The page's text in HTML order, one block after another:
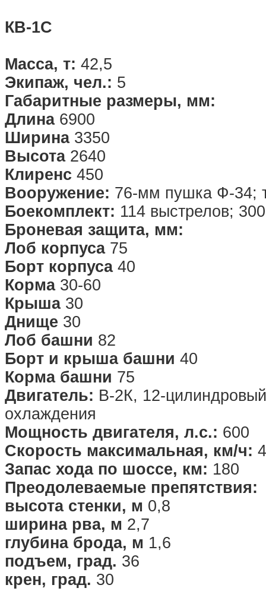
КВ-1С
Масса, т: 42,5
Экипаж, чел.: 5
Габаритные размеры, мм:
Длина6900
Ширина3350
Высота2640
Клиренс 450
Вооружение: 76-мм пушка Ф-34;
Боекомплект: 114 выстрелов;
Броневая защита, мм:
Лоб корпуса75
Борт корпуса40
Корма30-60
Крыша30
Днище 30
Лоб башни 82
Борт и крыша башни 40
Корма башни 75
Двигатель: В-2К, 12-
охлаждения
Мощность двигателя, л.с.: 600
Скорость максимальная, км/ч:
Запас хода по шоссе, км: 180
Преодолеваемые препятствия:
высота стенки, м 0,8
ширина рва, м 2,7
глубина брода, м 1,6
подъем, град. 36
крен, град. 30